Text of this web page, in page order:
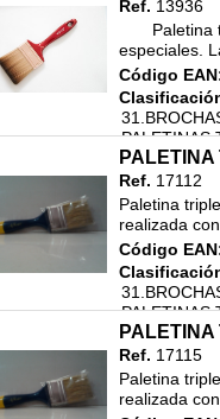
Ref. 13936
especiales.
Código
PALETINAS
PALETINA
Ref. 17112
Paletina
realizada
Código
PALETINAS
PALETINA
Ref. 17115
Paletina
realizada